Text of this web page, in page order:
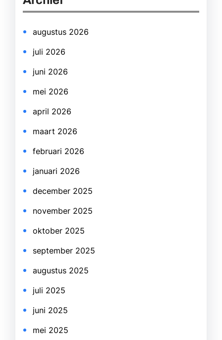
c
augustus 2026
juli 2026
juni 2026
mei 2026
april 2026
maart 2026
februari 2026
januari 2026
december 2025
november 2025
oktober 2025
september 2025
augustus 2025
juli 2025
juni 2025
mei 2025